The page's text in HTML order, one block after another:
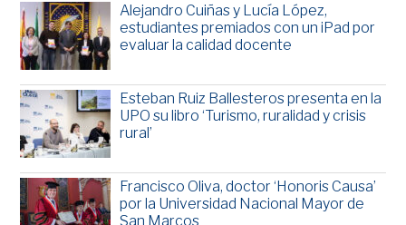
Alejandro Cuiñas y Lucía López,
estudiantes premiados con un iPad por
evaluar la calidad docente
Esteban Ruiz Ballesteros presenta en la
UPO su libro ‘Turismo, ruralidad y crisis
rural’
Francisco Oliva, doctor ‘Honoris Causa’
por la Universidad Nacional Mayor de
San Marcos